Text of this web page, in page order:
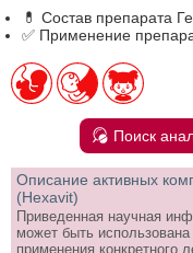
💊 Состав препарата
✅ Применение
Поиск
Описание активных
(Hexavit)
Приведенная научная
может быть
применения конкретного